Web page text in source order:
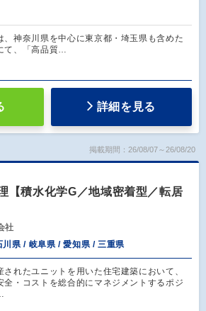
、神奈川県を中心に東京都・埼玉県も含めた
て、「高品質…
詳細を見る
掲載期間：26/08/07～26/08/20
【積水化学G／地域密着型／転居
社
川県 / 岐阜県 / 愛知県 / 三重県
されたユニットを用いた住宅建築において、
全・コストを総合的にマネジメントするポジ